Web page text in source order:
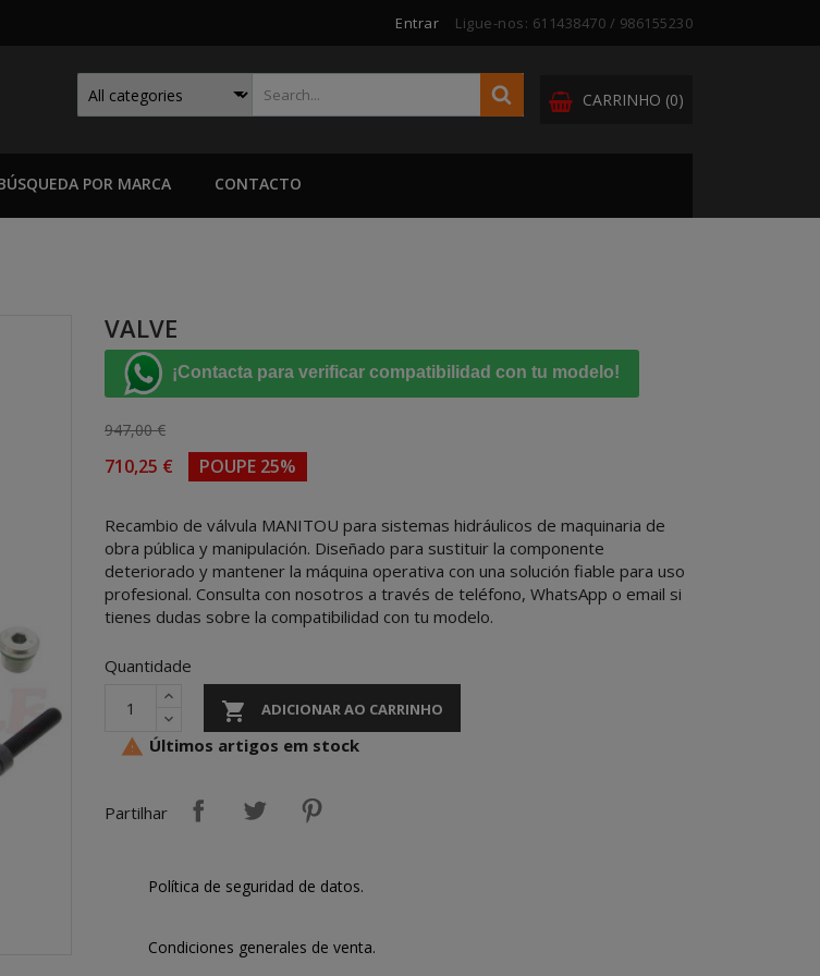
Entrar Ligue-nos: 611438470 / 986155230
CARRINHO (0)
POR MARCA CONTACTO
VALVE
¡Contacta para verificar compatibilidad con tu modelo!
947,00 €
710,25 € POUPE 25%
Recambio de válvula MANITOU para sistemas hidráulicos de maquinaria de
obra pública y manipulación. Diseñado para sustituir la componente
deteriorado y mantener la máquina operativa con una solución fiable para uso
profesional. Consulta con nosotros a través de teléfono, WhatsApp o email si
tienes dudas sobre la compatibilidad con tu modelo.
Quantidade
 ADICIONAR AO CARRINHO
 Últimos artigos em stock
Partilhar
Política de seguridad de datos.
Condiciones generales de venta.